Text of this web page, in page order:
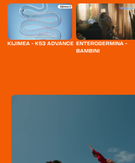
KIJIMEA - K53 ADVANCE ENTEROGERMINA -
BAMBINI